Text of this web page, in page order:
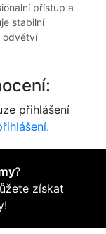
přístup a
stabilní
odvětví
přihlášení
?
získat